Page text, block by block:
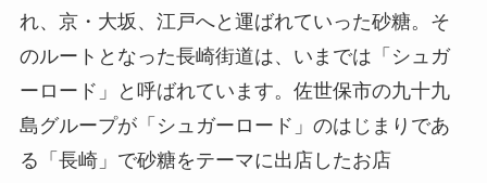
れ、京・大坂、江戸へと運ばれていった砂糖。そ
のルートとなった長崎街道は、いまでは「シュガ
ーロード」と呼ばれています。佐世保市の九十九
島グループが「シュガーロード」のはじまりであ
る「長崎」で砂糖をテーマに出店したお店